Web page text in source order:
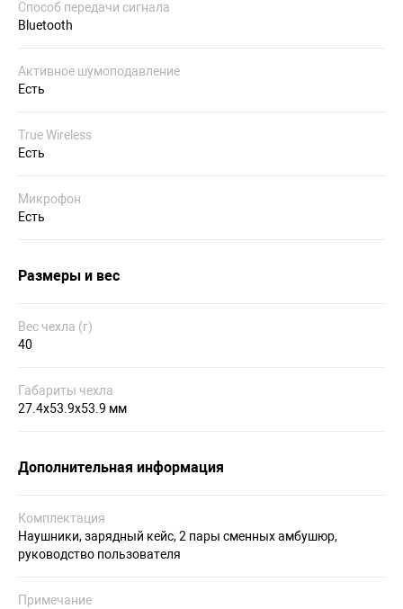
Способ передачи сигнала
Bluetooth
Активное шумоподавление
Есть
True Wireless
Есть
Микрофон
Есть
Размеры и вес
Вес чехла (г)
40
Габариты чехла
27.4x53.9x53.9 мм
Дополнительная информация
Комплектация
Наушники, зарядный кейс, 2 пары сменных амбушюр,
руководство пользователя
Примечание